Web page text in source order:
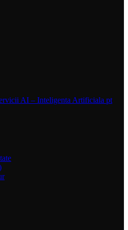
AI – Inteligenta Artificiala pt